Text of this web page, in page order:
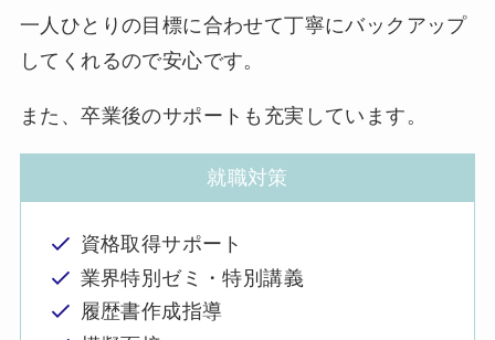
一人ひとりの目標に合わせて丁寧にバックアップ
してくれるので安心です。
また、卒業後のサポートも充実しています。
就職対策
資格取得サポート
業界特別ゼミ・特別講義
履歴書作成指導